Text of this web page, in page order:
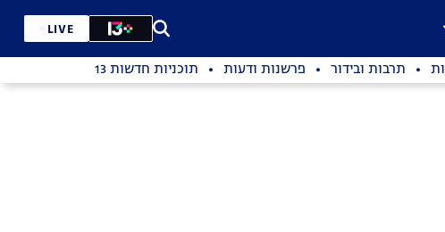
LIVE
תרבות ובידור פרשנות ודעות תוכניות חדשות 13